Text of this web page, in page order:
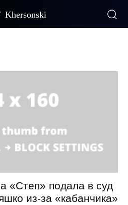
Khersonski
«Степ» подала в суд
из-за «кабанчика»